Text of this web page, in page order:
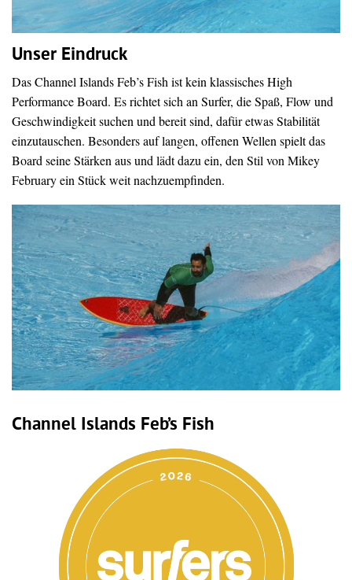
Unser Eindruck
Das Channel Islands Feb’s Fish ist kein klassisches High
Performance Board. Es richtet sich an Surfer, die Spaß, Flow und
Geschwindigkeit suchen und bereit sind, dafür etwas Stabilität
einzutauschen. Besonders auf langen, offenen Wellen spielt das
Board seine Stärken aus und lädt dazu ein, den Stil von Mikey
February ein Stück weit nachzuempfinden.
Channel Islands Feb’s Fish